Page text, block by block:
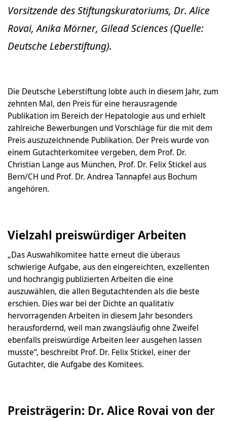
Vorsitzende des Stiftungskuratoriums, Dr. Alice
Rovai, Anika Mörner, Gilead Sciences (Quelle:
Deutsche Leberstiftung).
Die Deutsche Leberstiftung lobte auch in diesem Jahr, zum
zehnten Mal, den Preis für eine herausragende
Publikation im Bereich der Hepatologie aus und erhielt
zahlreiche Bewerbungen und Vorschläge für die mit dem
Preis auszuzeichnende Publikation. Der Preis wurde von
einem Gutachterkomitee vergeben, dem Prof. Dr.
Christian Lange aus München, Prof. Dr. Felix Stickel aus
Bern/CH und Prof. Dr. Andrea Tannapfel aus Bochum
angehören.
Vielzahl preiswürdiger Arbeiten
„Das Auswahlkomitee hatte erneut die überaus
schwierige Aufgabe, aus den eingereichten, exzellenten
und hochrangig publizierten Arbeiten die eine
auszuwählen, die allen Begutachtenden als die beste
erschien. Dies war bei der Dichte an qualitativ
hervorragenden Arbeiten in diesem Jahr besonders
herausfordernd, weil man zwangsläufig ohne Zweifel
ebenfalls preiswürdige Arbeiten leer ausgehen lassen
musste“, beschreibt Prof. Dr. Felix Stickel, einer der
Gutachter, die Aufgabe des Komitees.
Preisträgerin: Dr. Alice Rovai von der